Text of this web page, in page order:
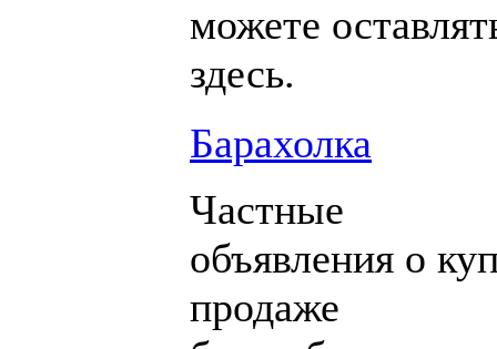
можете
здесь.
Барахолка
Частные
объявления о
продаже